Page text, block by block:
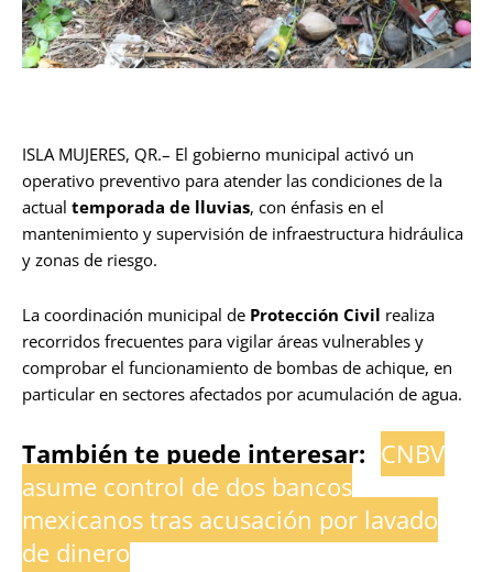
ISLA MUJERES, QR.– El gobierno municipal activó un
operativo preventivo para atender las condiciones de la
actual temporada de lluvias, con énfasis en el
mantenimiento y supervisión de infraestructura hidráulica
y zonas de riesgo.
La coordinación municipal de Protección Civil realiza
recorridos frecuentes para vigilar áreas vulnerables y
comprobar el funcionamiento de bombas de achique, en
particular en sectores afectados por acumulación de agua.
También te puede interesar: CNBV
asume control de dos bancos
mexicanos tras acusación por lavado
de dinero